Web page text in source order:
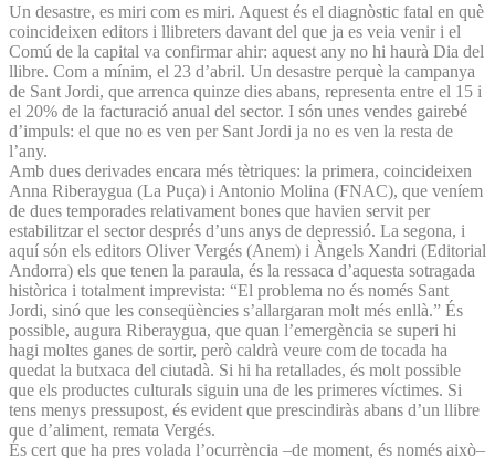
Un desastre, es miri com es miri. Aquest és el diagnòstic fatal en què
coincideixen editors i llibreters davant del que ja es veia venir i el
Comú de la capital va confirmar ahir: aquest any no hi haurà Dia del
llibre. Com a mínim, el 23 d’abril. Un desastre perquè la campanya
de Sant Jordi, que arrenca quinze dies abans, representa entre el 15 i
el 20% de la facturació anual del sector. I són unes vendes gairebé
d’impuls: el que no es ven per Sant Jordi ja no es ven la resta de
l’any.
Amb dues derivades encara més tètriques: la primera, coincideixen
Anna Riberaygua (La Puça) i Antonio Molina (FNAC), que veníem
de dues temporades relativament bones que havien servit per
estabilitzar el sector després d’uns anys de depressió. La segona, i
aquí són els editors Oliver Vergés (Anem) i Àngels Xandri (Editorial
Andorra) els que tenen la paraula, és la ressaca d’aquesta sotragada
històrica i totalment imprevista: “El problema no és només Sant
Jordi, sinó que les conseqüències s’allargaran molt més enllà.” És
possible, augura Riberaygua, que quan l’emergència se superi hi
hagi moltes ganes de sortir, però caldrà veure com de tocada ha
quedat la butxaca del ciutadà. Si hi ha retallades, és molt possible
que els productes culturals siguin una de les primeres víctimes. Si
tens menys pressupost, és evident que prescindiràs abans d’un llibre
que d’aliment, remata Vergés.
És cert que ha pres volada l’ocurrència –de moment, és només això–